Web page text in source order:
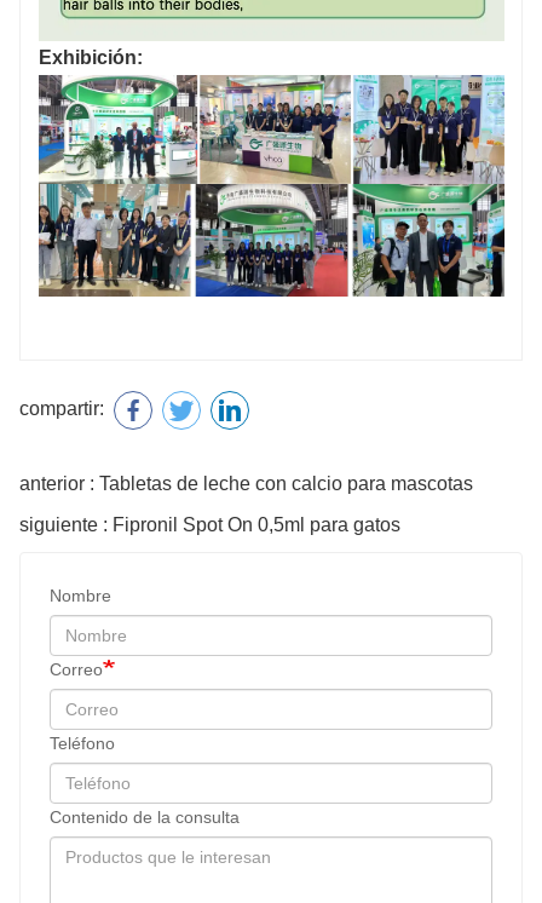
Exhibición:
compartir:
anterior : Tabletas de leche con calcio para mascotas
siguiente : Fipronil Spot On 0,5ml para gatos
Nombre
Correo
Teléfono
Contenido de la consulta